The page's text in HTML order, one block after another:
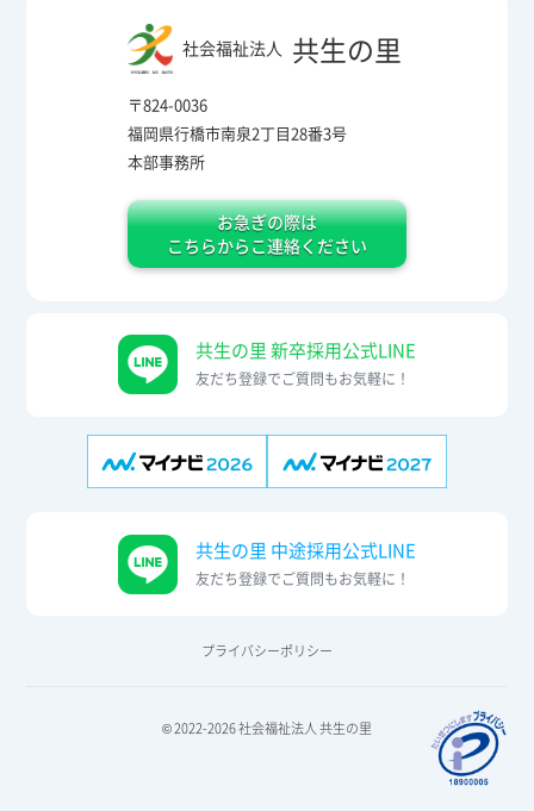
社会福祉法人 共生の里
〒824-0036
福岡県行橋市南泉2丁目28番3号
本部事務所
お急ぎの際は
こちらからこ連絡ください
共生の里 新卒採用公式LINE
友だち登録でご質問もお気軽に！
共生の里 中途採用公式LINE
友だち登録でご質問もお気軽に！
プライバシーポリシー
© 2022-2026 社会福祉法人 共生の里